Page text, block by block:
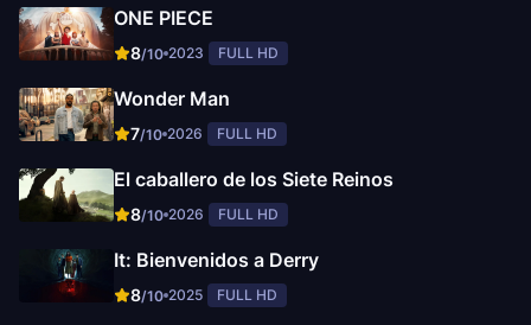
ONE PIECE
8/10 2023 FULL HD
Wonder Man
7/10 2026 FULL HD
El caballero de los Siete Reinos
8/10 2026 FULL HD
It: Bienvenidos a Derry
8/10 2025 FULL HD